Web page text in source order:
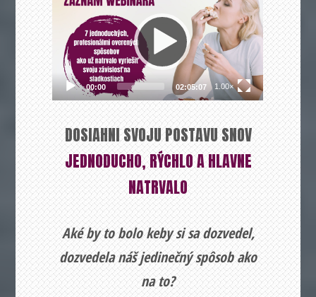
DOSIAHNI SVOJU POSTAVU SNOV
JEDNODUCHO, RÝCHLO A HLAVNE
NATRVALO
Aké by to bolo keby si sa dozvedel,
dozvedela náš jedinečný spôsob ako
na to?